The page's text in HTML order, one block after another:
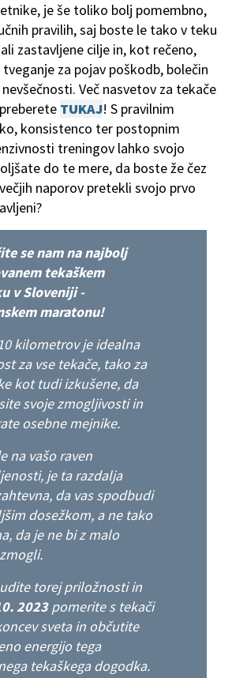
je še toliko bolj pomembno,
pravilih, saj boste le tako v teku
zastavljene cilje in, kot rečeno,
za pojav poškodb, bolečin
Več nasvetov za tekače
TUKAJ! S pravilnim
konsistenco ter postopnim
treningov lahko svojo
do te mere, da boste že čez
naporov pretekli svojo prvo
se nam na najbolj
tekaškem
v Sloveniji -
maratonu!
kilometrov je idealna
za vse tekače, tako za
kot tudi izkušene, da
svoje zmogljivosti in
osebne mejnike.
na vašo raven
je ta razdalja
da vas spodbudi
dosežkom, a ne tako
da je ne bi z malo
torej priložnosti in
2023pomerite s tekači
sveta in občutite
energijo tega
tekaškega dogodka.